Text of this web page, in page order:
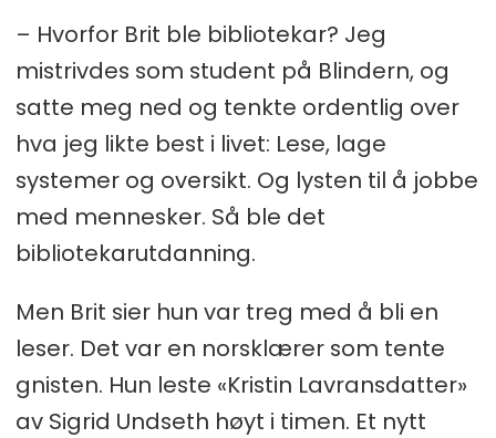
– Hvorfor Brit ble bibliotekar? Jeg
mistrivdes som student på Blindern, og
satte meg ned og tenkte ordentlig over
hva jeg likte best i livet: Lese, lage
systemer og oversikt. Og lysten til å jobbe
med mennesker. Så ble det
bibliotekarutdanning.
Men Brit sier hun var treg med å bli en
leser. Det var en norsklærer som tente
gnisten. Hun leste «Kristin Lavransdatter»
av Sigrid Undseth høyt i timen. Et nytt